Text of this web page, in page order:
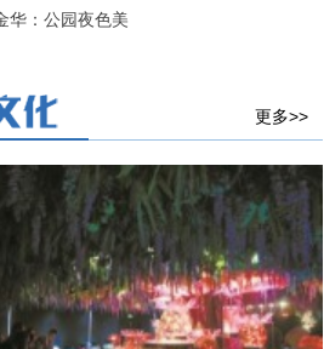
华：公园夜色美
更多>>